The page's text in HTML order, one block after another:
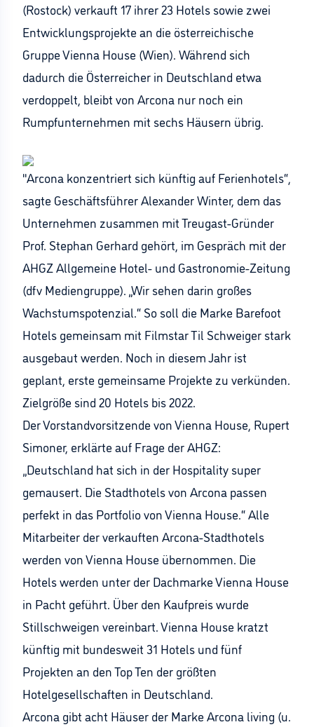
(Rostock) verkauft 17 ihrer 23 Hotels sowie zwei
Entwicklungsprojekte an die österreichische
Gruppe Vienna House (Wien). Während sich
dadurch die Österreicher in Deutschland etwa
verdoppelt, bleibt von Arcona nur noch ein
Rumpfunternehmen mit sechs Häusern übrig.
"Arcona konzentriert sich künftig auf Ferienhotels“,
sagte Geschäftsführer Alexander Winter, dem das
Unternehmen zusammen mit Treugast-Gründer
Prof. Stephan Gerhard gehört, im Gespräch mit der
AHGZ Allgemeine Hotel- und Gastronomie-Zeitung
(dfv Mediengruppe). „Wir sehen darin großes
Wachstumspotenzial.“ So soll die Marke Barefoot
Hotels gemeinsam mit Filmstar Til Schweiger stark
ausgebaut werden. Noch in diesem Jahr ist
geplant, erste gemeinsame Projekte zu verkünden.
Zielgröße sind 20 Hotels bis 2022.
Der Vorstandvorsitzende von Vienna House, Rupert
Simoner, erklärte auf Frage der AHGZ:
„Deutschland hat sich in der Hospitality super
gemausert. Die Stadthotels von Arcona passen
perfekt in das Portfolio von Vienna House.“ Alle
Mitarbeiter der verkauften Arcona-Stadthotels
werden von Vienna House übernommen. Die
Hotels werden unter der Dachmarke Vienna House
in Pacht geführt. Über den Kaufpreis wurde
Stillschweigen vereinbart. Vienna House kratzt
künftig mit bundesweit 31 Hotels und fünf
Projekten an den Top Ten der größten
Hotelgesellschaften in Deutschland.
Arcona gibt acht Häuser der Marke Arcona living (u.